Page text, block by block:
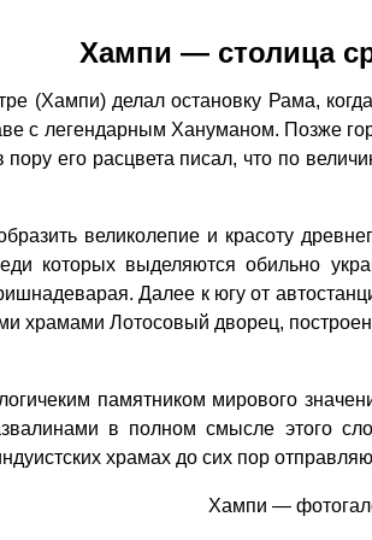
Хампи — столица
(Хампи) делал остановку Рама,
с легендарным Хануманом. Позже
его расцвета писал, что по
великолепие и красоту
которых выделяются обильно
Далее к югу от
храмами Лотосовый дворец,
памятником мирового
в полном смысле этого
храмах до сих пор
Хампи —